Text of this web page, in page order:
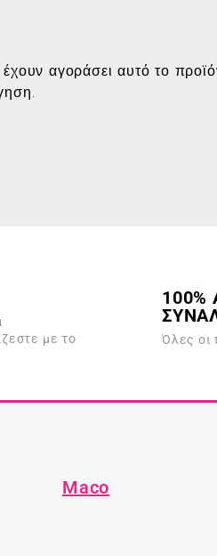
αγοράσει αυτό το
με το
100%
Όλες οι
Maco